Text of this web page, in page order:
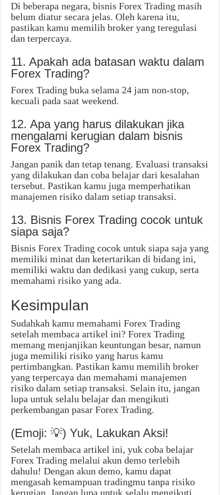
Di beberapa negara, bisnis Forex Trading masih
belum diatur secara jelas. Oleh karena itu,
pastikan kamu memilih broker yang teregulasi
dan terpercaya.
11. Apakah ada batasan waktu dalam
Forex Trading?
Forex Trading buka selama 24 jam non-stop,
kecuali pada saat weekend.
12. Apa yang harus dilakukan jika
mengalami kerugian dalam bisnis
Forex Trading?
Jangan panik dan tetap tenang. Evaluasi transaksi
yang dilakukan dan coba belajar dari kesalahan
tersebut. Pastikan kamu juga memperhatikan
manajemen risiko dalam setiap transaksi.
13. Bisnis Forex Trading cocok untuk
siapa saja?
Bisnis Forex Trading cocok untuk siapa saja yang
memiliki minat dan ketertarikan di bidang ini,
memiliki waktu dan dedikasi yang cukup, serta
memahami risiko yang ada.
Kesimpulan
Sudahkah kamu memahami Forex Trading
setelah membaca artikel ini? Forex Trading
memang menjanjikan keuntungan besar, namun
juga memiliki risiko yang harus kamu
pertimbangkan. Pastikan kamu memilih broker
yang terpercaya dan memahami manajemen
risiko dalam setiap transaksi. Selain itu, jangan
lupa untuk selalu belajar dan mengikuti
perkembangan pasar Forex Trading.
(Emoji: 💡) Yuk, Lakukan Aksi!
Setelah membaca artikel ini, yuk coba belajar
Forex Trading melalui akun demo terlebih
dahulu! Dengan akun demo, kamu dapat
mengasah kemampuan tradingmu tanpa risiko
kerugian. Jangan lupa untuk selalu mengikuti